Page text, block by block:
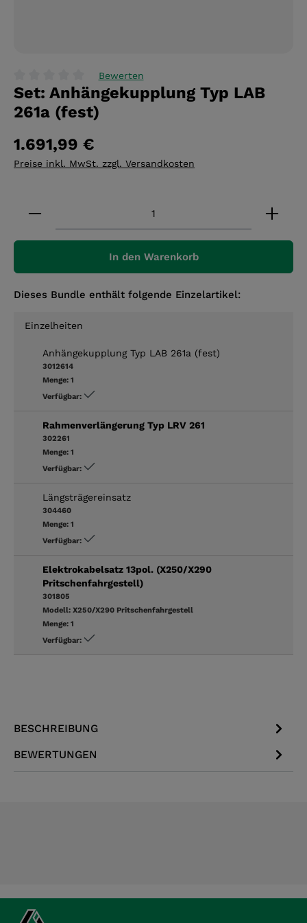
Durchschnittliche Bewertung von 0 von 5 Sternen
Bewerten
Set: Anhängekupplung Typ LAB
261a (fest)
1.691,99 €
Preise inkl. MwSt. zzgl. Versandkosten
Produkt Anzahl: Gib den gewünschten Wert
In den Warenkorb
Dieses Bundle enthält folgende Einzelartikel:
Einzelheiten
Anhängekupplung Typ LAB 261a (fest)
3012614
Menge: 1
Verfügbar:
Rahmenverlängerung Typ LRV 261
302261
Menge: 1
Verfügbar:
Längsträgereinsatz
304460
Menge: 1
Verfügbar:
Elektrokabelsatz 13pol. (X250/X290
Pritschenfahrgestell)
301805
Modell: X250/X290 Pritschenfahrgestell
Menge: 1
Verfügbar:
BESCHREIBUNG
BEWERTUNGEN